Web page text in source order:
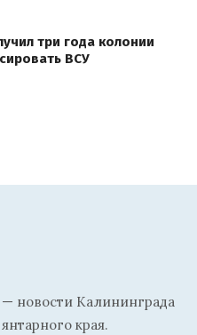
три года колонии
ВСУ
новости Калининграда
края.